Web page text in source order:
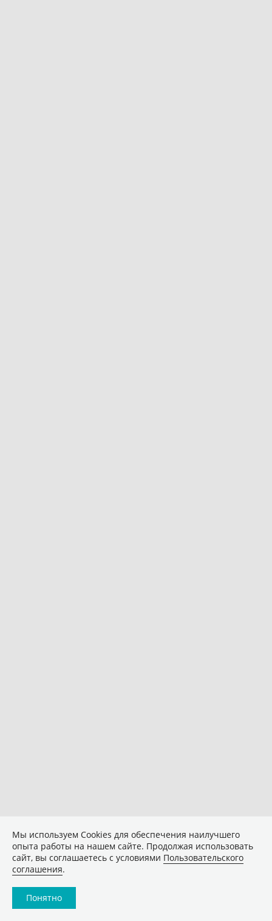
Мы используем Сookies для обеспечения наилучшего
опыта работы на нашем сайте. Продолжая использовать
сайт, вы соглашаетесь с условиями Пользовательского
соглашения.
Понятно